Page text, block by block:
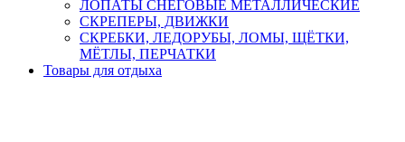
ЛОПАТЫ СНЕГОВЫЕ МЕТАЛЛИЧЕСКИЕ
СКРЕПЕРЫ, ДВИЖКИ
СКРЕБКИ, ЛЕДОРУБЫ, ЛОМЫ, ЩЁТКИ,
МЁТЛЫ, ПЕРЧАТКИ
Товары для отдыха